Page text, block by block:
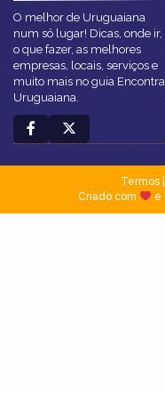
O melhor de Uruguaiana
num só lugar! Dicas, onde ir,
o que fazer, as melhores
empresas, locais, serviços e
muito mais no guia Encontra
Uruguaiana.
Termos|
Criado com
e